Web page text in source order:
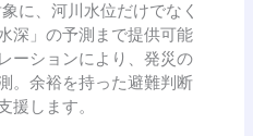
に、河川水位だけでなく
深」の予測まで提供可能
ーションにより、発災の
。余裕を持った避難判断
援します。